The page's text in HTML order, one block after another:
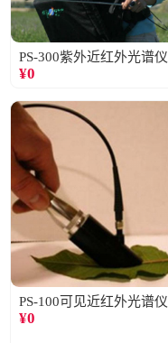
PS-300紫外近红外光谱仪
¥0
PS-100可见近红外光谱仪
¥0